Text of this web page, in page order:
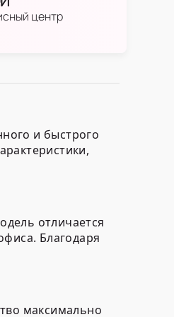
центр
и быстрого
отличается
Благодаря
максимально